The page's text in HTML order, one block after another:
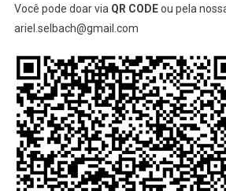
Você pode doar via QR CODEou pela
ariel.selbach@gmail.com